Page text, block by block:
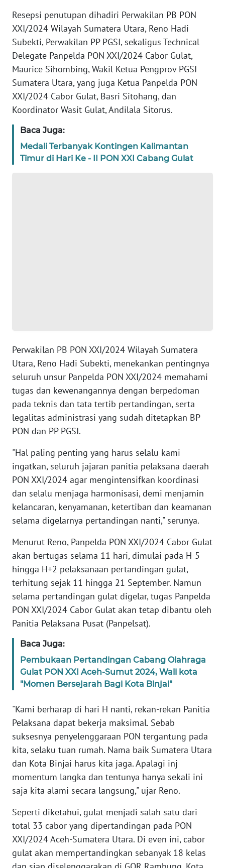
Resepsi penutupan dihadiri Perwakilan PB PON
XXI/2024 Wilayah Sumatera Utara, Reno Hadi
Subekti, Perwakilan PP PGSI, sekaligus Technical
Delegate Panpelda PON XXI/2024 Cabor Gulat,
Maurice Sihombing, Wakil Ketua Pengprov PGSI
Sumatera Utara, yang juga Ketua Panpelda PON
XXI/2024 Cabor Gulat, Basri Sitohang, dan
Koordinator Wasit Gulat, Andilala Sitorus.
Baca Juga:
Medali Terbanyak Kontingen Kalimantan
Timur di Hari Ke - II PON XXI Cabang Gulat
Perwakilan PB PON XXI/2024 Wilayah Sumatera
Utara, Reno Hadi Subekti, menekankan pentingnya
seluruh unsur Panpelda PON XXI/2024 memahami
tugas dan kewenangannya dengan berpedoman
pada teknis dan tata tertib pertandingan, serta
legalitas administrasi yang sudah ditetapkan BP
PON dan PP PGSI.
"Hal paling penting yang harus selalu kami
ingatkan, seluruh jajaran panitia pelaksana daerah
PON XXI/2024 agar mengintensifkan koordinasi
dan selalu menjaga harmonisasi, demi menjamin
kelancaran, kenyamanan, ketertiban dan keamanan
selama digelarnya pertandingan nanti," serunya.
Menurut Reno, Panpelda PON XXI/2024 Cabor Gulat
akan bertugas selama 11 hari, dimulai pada H-5
hingga H+2 pelaksanaan pertandingan gulat,
terhitung sejak 11 hingga 21 September. Namun
selama pertandingan gulat digelar, tugas Panpelda
PON XXI/2024 Cabor Gulat akan tetap dibantu oleh
Panitia Pelaksana Pusat (Panpelsat).
Baca Juga:
Pembukaan Pertandingan Cabang Olahraga
Gulat PON XXI Aceh-Sumut 2024, Wali kota
"Momen Bersejarah Bagi Kota Binjai"
"Kami berharap di hari H nanti, rekan-rekan Panitia
Pelaksana dapat bekerja maksimal. Sebab
suksesnya penyelenggaraan PON tergantung pada
kita, selaku tuan rumah. Nama baik Sumatera Utara
dan Kota Binjai harus kita jaga. Apalagi inj
momentum langka dan tentunya hanya sekali ini
saja kita alami secara langsung," ujar Reno.
Seperti diketahui, gulat menjadi salah satu dari
total 33 cabor yang dipertandingan pada PON
XXI/2024 Aceh-Sumatera Utara. Di even ini, cabor
gulat akan mempertandingkan sebanyak 18 kelas
DISCLAIMER
Wahana
News
Regional
WN
SUMUT
JAKARTA
PAPUA
BARAT
WN
RIAU
SERAMBI
WN
JAMBI
WN
WN
NTB
WN
SULTENG
SULBAR
WN
BABEL
WN
SUMBAR
WN
SUMSEL
WN
BENGKULU
WN
LAMPUNG
WN
JATENG